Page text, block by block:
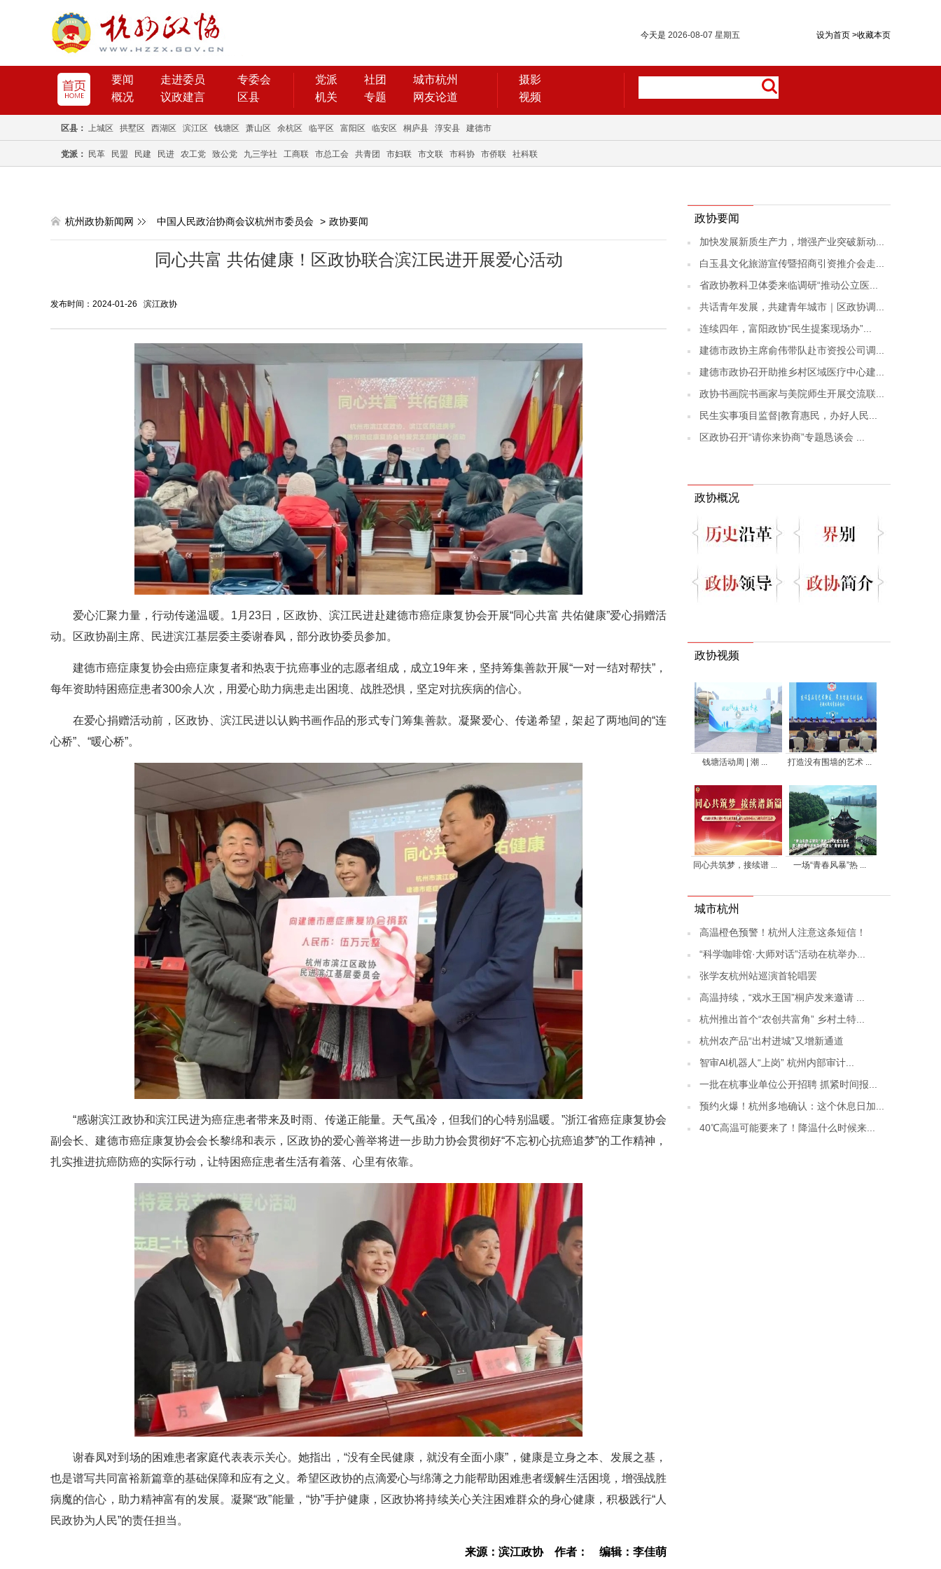
设为首页 >收藏本页
今天是 2026-08-07 星期五
要闻 走进委员
专委会
概况
议政建言 区县
党派 社团
城市杭州
机关
专题 网友论道
摄影
视频
区县： 上城区 拱墅区 西湖区 滨江区 钱塘区 萧山区 余杭区 临平区 富阳区 临安区 桐庐县 淳安县 建德市
党派： 民革 民盟 民建 民进 农工党 致公党 九三学社 工商联 市总工会 共青团 市妇联 市文联 市科协 市侨联 社科联
杭州政协新闻网 中国人民政治协商会议杭州市委员会 > 政协要闻
同心共富 共佑健康！区政协联合滨江民进开展爱心活动
发布时间：2024-01-26 滨江政协
爱心汇聚力量，行动传递温暖。1月23日，区政协、滨江民进赴建德市癌症康复协会开展“同心共富 共佑健康”爱心捐赠活
动。区政协副主席、民进滨江基层委主委谢春凤，部分政协委员参加。
建德市癌症康复协会由癌症康复者和热衷于抗癌事业的志愿者组成，成立19年来，坚持筹集善款开展“一对一结对帮扶”，
每年资助特困癌症患者300余人次，用爱心助力病患走出困境、战胜恐惧，坚定对抗疾病的信心。
在爱心捐赠活动前，区政协、滨江民进以认购书画作品的形式专门筹集善款。凝聚爱心、传递希望，架起了两地间的“连
心桥”、“暖心桥”。
“感谢滨江政协和滨江民进为癌症患者带来及时雨、传递正能量。天气虽冷，但我们的心特别温暖。”浙江省癌症康复协会
副会长、建德市癌症康复协会会长黎绵和表示，区政协的爱心善举将进一步助力协会贯彻好“不忘初心抗癌追梦”的工作精神，
扎实推进抗癌防癌的实际行动，让特困癌症患者生活有着落、心里有依靠。
谢春凤对到场的困难患者家庭代表表示关心。她指出，“没有全民健康，就没有全面小康”，健康是立身之本、发展之基，
也是谱写共同富裕新篇章的基础保障和应有之义。希望区政协的点滴爱心与绵薄之力能帮助困难患者缓解生活困境，增强战胜
病魔的信心，助力精神富有的发展。凝聚“政”能量，“协”手护健康，区政协将持续关心关注困难群众的身心健康，积极践行“人
民政协为人民”的责任担当。
来源：滨江政协 作者： 编辑：李佳萌
政协要闻
加快发展新质生产力，增强产业突破新动...
白玉县文化旅游宣传暨招商引资推介会走...
省政协教科卫体委来临调研“推动公立医...
共话青年发展，共建青年城市｜区政协调...
连续四年，富阳政协“民生提案现场办”...
建德市政协主席俞伟带队赴市资投公司调...
建德市政协召开助推乡村区域医疗中心建...
政协书画院书画家与美院师生开展交流联...
民生实事项目监督|教育惠民，办好人民...
区政协召开“请你来协商”专题恳谈会 ...
政协概况
政协视频
钱塘活动周 | 潮 ... 打造没有围墙的艺术 ...
同心共筑梦，接续谱 ... 一场“青春风暴”热 ...
城市杭州
高温橙色预警！杭州人注意这条短信！
“科学咖啡馆·大师对话”活动在杭举办...
张学友杭州站巡演首轮唱罢
高温持续，“戏水王国”桐庐发来邀请 ...
杭州推出首个“农创共富角” 乡村土特...
杭州农产品“出村进城”又增新通道
智审AI机器人“上岗” 杭州内部审计...
一批在杭事业单位公开招聘 抓紧时间报...
预约火爆！杭州多地确认：这个休息日加...
40℃高温可能要来了！降温什么时候来...